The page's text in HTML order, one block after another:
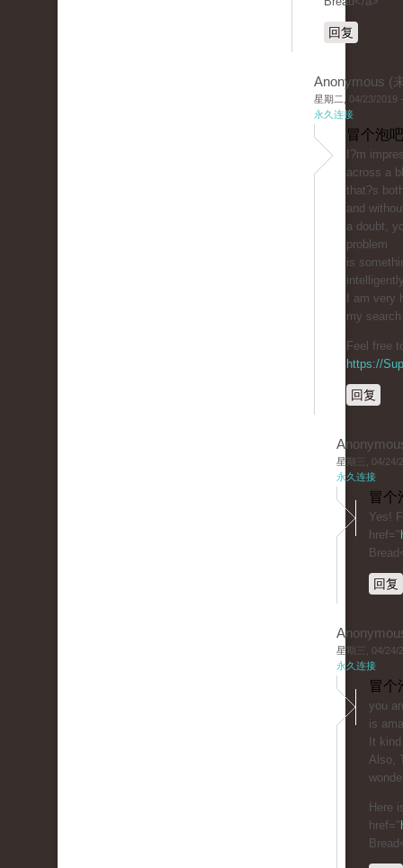
回复
Anonymous (
星期二, 04/23/2019
永久连接
冒个泡
I?m
across a
that?s
and
a doubt,
problem
is
I am
my
Feel free
https://
回复
星期三, 04/24/
永久连接
冒个
Yes!
href="
回复
星期三, 04/24/
永久连接
冒个
you
is
It
Also,
Here
href="